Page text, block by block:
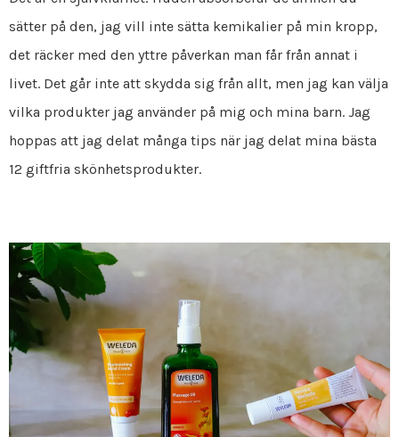
sätter på den, jag vill inte sätta kemikalier på min kropp,
det räcker med den yttre påverkan man får från annat i
livet. Det går inte att skydda sig från allt, men jag kan välja
vilka produkter jag använder på mig och mina barn. Jag
hoppas att jag delat många tips när jag delat mina bästa
12 giftfria skönhetsprodukter.